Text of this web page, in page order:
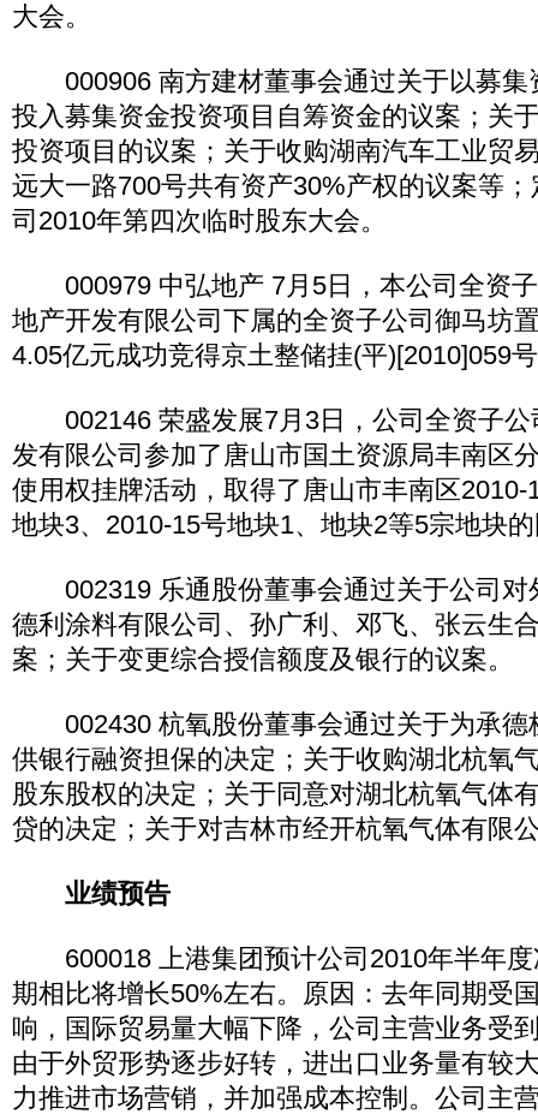
大会。
000906 南方建材董事会通过关于以募集
投入募集资金投资项目自筹资金的议案；关
投资项目的议案；关于收购湖南汽车工业贸
远大一路700号共有资产30%产权的议案等
司2010年第四次临时股东大会。
000979 中弘地产 7月5日，本公司全资子
地产开发有限公司下属的全资子公司御马坊
4.05亿元成功竞得京土整储挂(平)[2010]059
002146 荣盛发展7月3日，公司全资子公
发有限公司参加了唐山市国土资源局丰南区
使用权挂牌活动，取得了唐山市丰南区2010-
地块3、2010-15号地块1、地块2等5宗地块
002319 乐通股份董事会通过关于公司对
德利涂料有限公司、孙广利、邓飞、张云生
案；关于变更综合授信额度及银行的议案。
002430 杭氧股份董事会通过关于为承德
供银行融资担保的决定；关于收购湖北杭氧
股东股权的决定；关于同意对湖北杭氧气体
贷的决定；关于对吉林市经开杭氧气体有限
业绩预告
600018 上港集团预计公司2010年半年度
期相比将增长50%左右。原因：去年同期受
响，国际贸易量大幅下降，公司主营业务受
由于外贸形势逐步好转，进出口业务量有较
力推进市场营销，并加强成本控制。公司主